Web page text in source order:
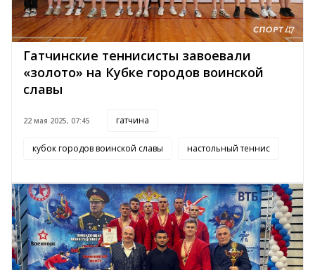
Гатчинские теннисисты завоевали
«золото» на Кубке городов воинской
славы
22 мая 2025, 07:45 гатчина
кубок городов воинской славы настольный теннис